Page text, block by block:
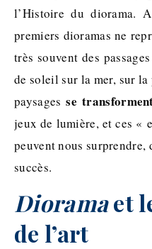
l’Histoire du diorama.
premiers dioramas ne
très souvent des
de soleil sur la mer, sur
paysagesse
jeux de lumière, et ces «
peuvent nous
succès.
Dioramaet
de l’art